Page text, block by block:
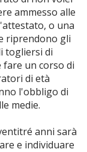
ammesso alle
o una
riprendono gli
togliersi di
un corso di
di età
l'obbligo di
medie.
anni sarà
e individuare